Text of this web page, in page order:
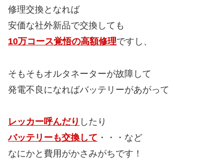
修理交換となれば
安価な社外新品で交換しても
10万コース覚悟の高額修理ですし、
そもそもオルタネーターが故障して
発電不良になればバッテリーがあがって
レッカー呼んだり したり
バッテリーも交換して ・・・など
なにかと費用がかさみがちです！